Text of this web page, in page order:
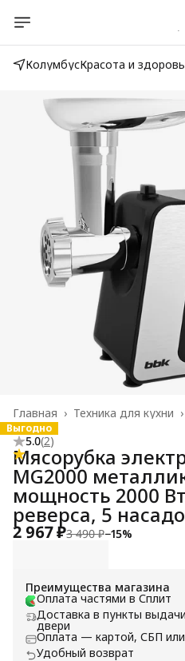
КолумбусКрасота и
Техника для кухни ›
Главная ›
Выгодно
5.0(2)
Мясорубка
MG2000
мощность 2000
реверса, 5
2 967 ₽3 490 ₽−15%
Преимущества магазина
Оплата частями в Сплит
Доставка в пункты
двери
Оплата — картой, СБП
Удобный возврат